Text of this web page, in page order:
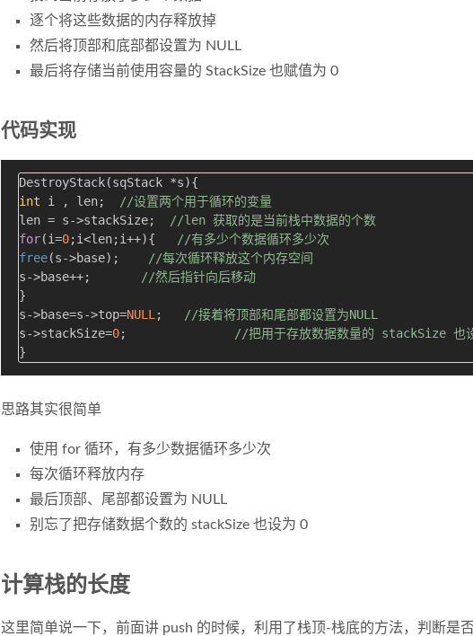
逐个将这些数据的内存释放掉
然后将顶部和底部都设置为 NULL
最后将存储当前使用容量的 StackSize 也赋值为 0
代码实现
int i , len;
//设置两个用于循环的变量
len = s->stackSize;
//len 获取的是当前栈中数据的个数
for(i=0;i<len;i++){
//有多少个数据循环多少次
free(s->base);
//每次循环释放这个内存空间
s->base++;
//然后指针向后移动
}
s->base=s->top=NULL ;
//接着将顶部和尾部都设置为NULL
s->stackSize=0;
//把用于存放数据数量的 stackSize 也
思路其实很简单
使用 for 循环，有多少数据循环多少次
每次循环释放内存
最后顶部、尾部都设置为 NULL
别忘了把存储数据个数的 stackSize 也设为 0
计算栈的长度
这里简单说一下，前面讲 push 的时候，利用了栈顶-栈底的方法，判断是否